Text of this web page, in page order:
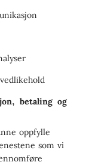
betaling og
oppfylle
som vi